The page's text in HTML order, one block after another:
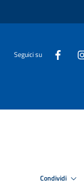
Seguici su
Condividi